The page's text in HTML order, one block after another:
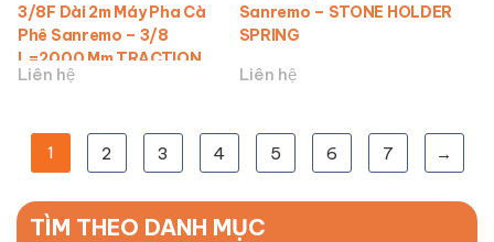
TÌM THEO DANH MỤC
3/8F Dài 2m Máy Pha Cà
Phê Sanremo – 3/8
L=2000 Mm TRACTION
TUBE
Liên hệ
Sanremo – STONE HOLDER
SPRING
Liên hệ
1 2 3 4 5 6 7 →